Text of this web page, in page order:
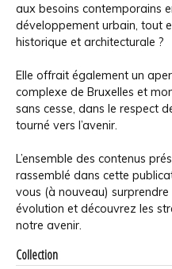
aux besoins contemporains
développement urbain, tout
historique et architecturale ?
Elle offrait également un
complexe de Bruxelles et
sans cesse, dans le respect
tourné vers l’avenir.
L’ensemble des contenus
rassemblé dans cette
vous (à nouveau)
évolution et découvrez les
notre avenir.
Collection